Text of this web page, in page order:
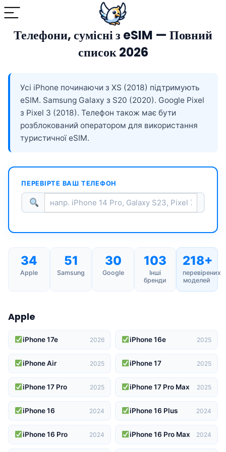
Телефони, сумісні з eSIM — Повний
список 2026
Усі iPhone починаючи з XS (2018) підтримують
eSIM. Samsung Galaxy з S20 (2020). Google Pixel
з Pixel 3 (2018). Телефон також має бути
розблокований оператором для використання
туристичної eSIM.
ПЕРЕВІРТЕ ВАШ ТЕЛЕФОН
34
Apple
51
Samsung
30
Google
103
Інші
бренди
218+
перевірених
моделей
Apple
iPhone 17e 2026 iPhone 16e 2025
iPhone Air 2025 iPhone 17 2025
iPhone 17 Pro 2025 iPhone 17 Pro Max 2025
iPhone 16 2024 iPhone 16 Plus 2024
iPhone 16 Pro 2024 iPhone 16 Pro Max 2024